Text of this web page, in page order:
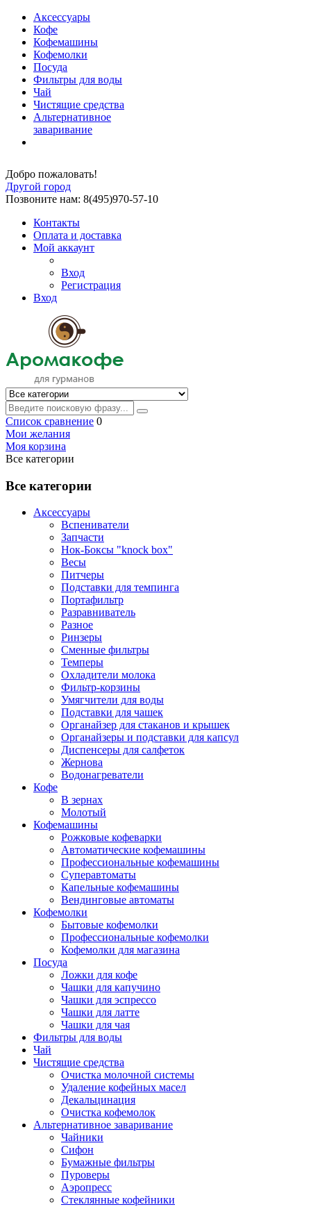
Аксессуары
Кофе
Кофемашины
Кофемолки
Посуда
Фильтры для воды
Чай
Чистящие средства
Альтернативное
заваривание
Добро пожаловать!
Другой город
Позвоните нам: 8(495)970-57-10
Контакты
Оплата и доставка
Мой аккаунт
Вход
Регистрация
Вход
Список сравнение 0
Мои желания
Моя корзина
Все категории
Все категории
Аксессуары
Вспениватели
Запчасти
Нок-Боксы "knock box"
Весы
Питчеры
Подставки для темпинга
Портафильтр
Разравниватель
Разное
Ринзеры
Сменные фильтры
Темперы
Охладители молока
Фильтр-корзины
Умягчители для воды
Подставки для чашек
Органайзер для стаканов и крышек
Органайзеры и подставки для капсул
Диспенсеры для салфеток
Жернова
Водонагреватели
Кофе
В зернах
Молотый
Кофемашины
Рожковые кофеварки
Автоматические кофемашины
Профессиональные кофемашины
Суперавтоматы
Капельные кофемашины
Вендинговые автоматы
Кофемолки
Бытовые кофемолки
Профессиональные кофемолки
Кофемолки для магазина
Посуда
Ложки для кофе
Чашки для капучино
Чашки для эспрессо
Чашки для латте
Чашки для чая
Фильтры для воды
Чай
Чистящие средства
Очистка молочной системы
Удаление кофейных масел
Декальцинация
Очистка кофемолок
Альтернативное заваривание
Чайники
Сифон
Бумажные фильтры
Пуроверы
Аэропресс
Стеклянные кофейники